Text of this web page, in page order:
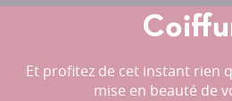
Et profitez de cet instant rien
mise en beauté de